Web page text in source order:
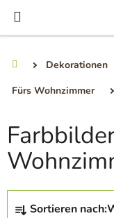
Inhalt
springen
Dekorationen
Fürs Wohnzimmer
P
Sortieren nach: